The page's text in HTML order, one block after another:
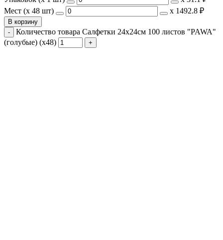
Мест (x 48 шт)
х 1492.8 ₽
В корзину
Количество товара Салфетки 24х24см 100 листов "PAWA"
(голубые) (х48)